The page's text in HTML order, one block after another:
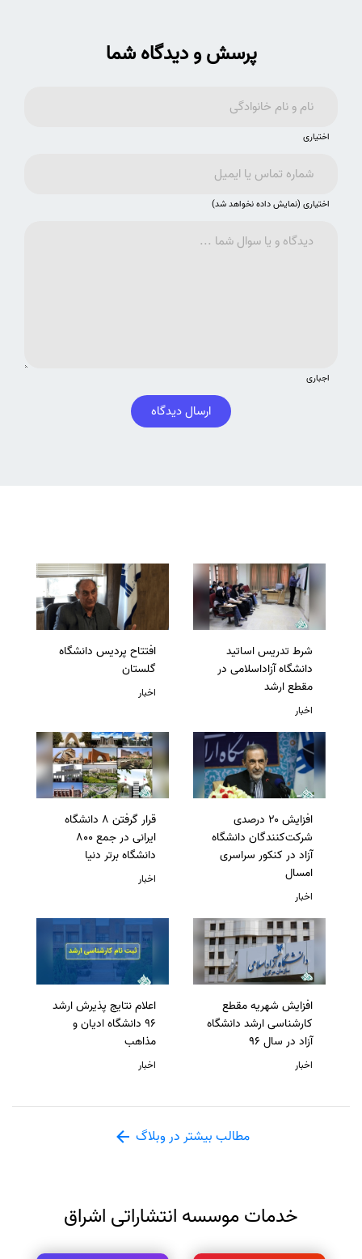
پرسش و دیدگاه شما
اختیاری
اختیاری (نمایش داده نخواهد شد)
اجباری
ارسال دیدگاه
شرط تدریس اساتید
دانشگاه آزاداسلامی در
مقطع ارشد
اخبار
افتتاح پردیس دانشگاه
گلستان
اخبار
افزایش ۲۰ درصدی
شرکت‌کنندگان دانشگاه
آزاد در کنکور سراسری
امسال
اخبار
قرار گرفتن 8 دانشگاه
ایرانی در جمع 800
دانشگاه برتر دنیا
اخبار
افزایش شهریه مقطع
کارشناسی ارشد دانشگاه
آزاد در سال 96
اخبار
اعلام نتایج پذیرش ارشد
96 دانشگاه ادیان و
مذاهب
اخبار
مطالب بیشتر در وبلاگ
خدمات موسسه انتشاراتی اشراق